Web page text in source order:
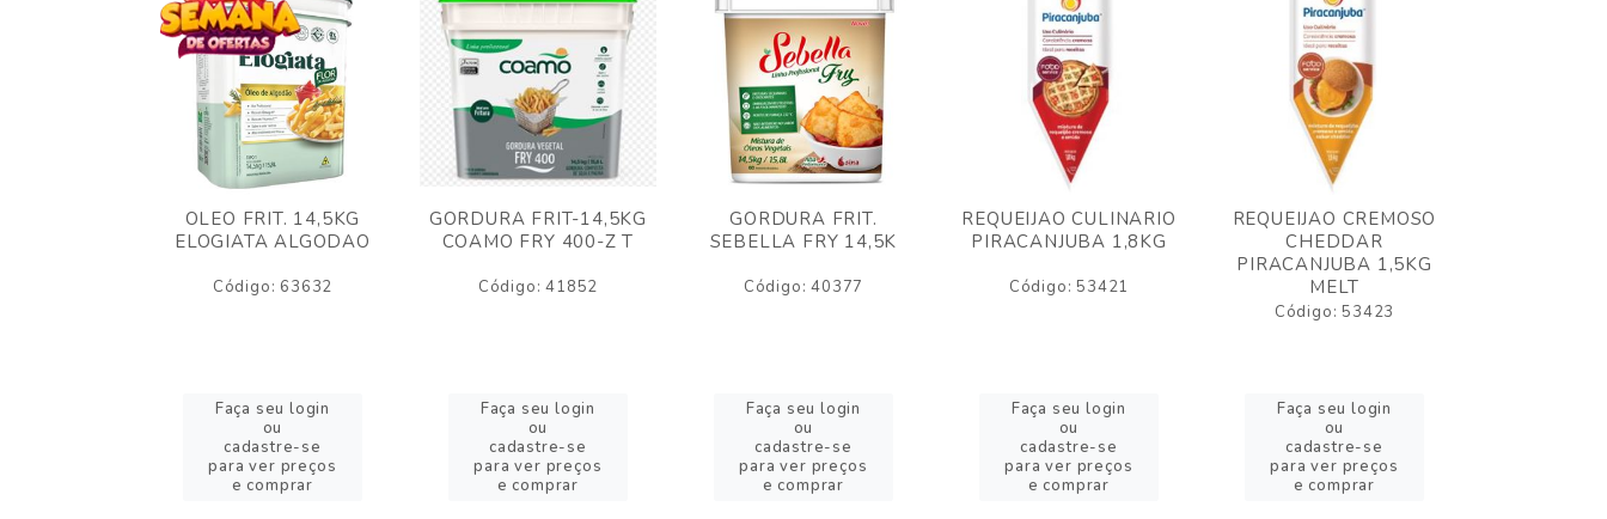
OLEO FRIT. 14,5KG
ELOGIATA ALGODAO
Código: 63632
Faça seu login
ou
cadastre-se
para ver preços
e comprar
GORDURA FRIT-14,5KG
COAMO FRY 400-Z T
Código: 41852
Faça seu login
ou
cadastre-se
para ver preços
e comprar
GORDURA FRIT.
SEBELLA FRY 14,5K
Código: 40377
Faça seu login
ou
cadastre-se
para ver preços
e comprar
REQUEIJAO CULINARIO
PIRACANJUBA 1,8KG
Código: 53421
Faça seu login
ou
cadastre-se
para ver preços
e comprar
REQUEIJAO CREMOSO
CHEDDAR
PIRACANJUBA 1,5KG
MELT
Código: 53423
Faça seu login
ou
cadastre-se
para ver preços
e comprar